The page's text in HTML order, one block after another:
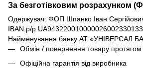
За безготівковим розрахунком
Одержувач: ФОП Шпанко Іван
IBAN р/р
Найменування банку АТ «УНІВЕРСАЛ
Обмін / повернення товару протягом
Офіційна гарантія від виробника